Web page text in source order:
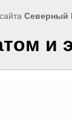
Северный